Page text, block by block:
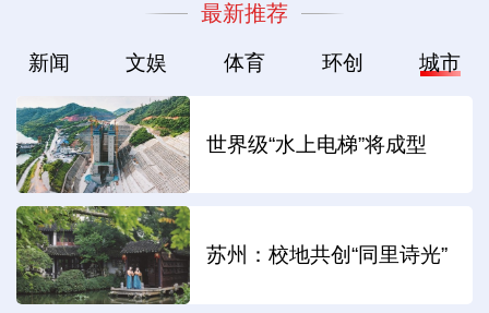
最新推荐
新闻 文娱 体育 环创 城市
世界级“水上电梯”将成型
苏州：校地共创“同里诗光”